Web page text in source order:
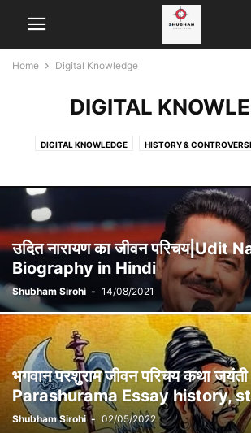
Home Digital Knowledge
DIGITAL
DIGITAL KNOWLEDGE HISTORY &
उदित नारायण का जीवन परिचय|Udit
Biography in Hindi
Shubham Sirohi - 14/08/2021
भगवान परशुराम जीवन परिचय कथा जयंती
Parashurama Essay history,
Shubham Sirohi - 02/05/2022